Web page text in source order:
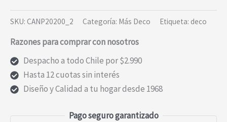
SKU: CANP20200_2 Categoría: Más Deco Etiqueta: deco
Razones para comprar con nosotros
Despacho a todo Chile por $2.990
Hasta 12 cuotas sin interés
Diseño y Calidad a tu hogar desde 1968
Pago seguro garantizado